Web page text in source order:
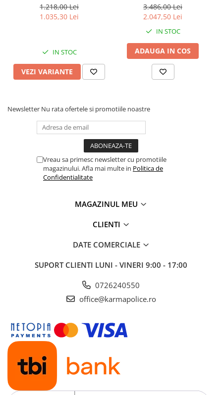
1.218,00 Lei
1.035,30 Lei
IN STOC
VEZI VARIANTE
3.486,00 Lei
2.047,50 Lei
IN STOC
ADAUGA IN COS
Newsletter Nu rata ofertele si promotiile noastre
Vreau sa primesc newsletter cu promotiile
magazinului. Afla mai multe in Politica de
Confidentialitate
MAGAZINUL MEU
CLIENTI
DATE COMERCIALE
SUPORT CLIENTI LUNI - VINERI 9:00 - 17:00
0726240550
office@karmapolice.ro